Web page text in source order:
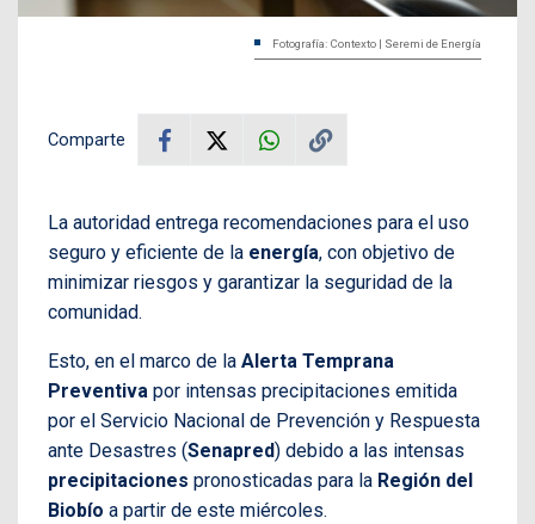
Fotografía: Contexto | Seremi de Energía
Comparte
La autoridad entrega recomendaciones para el uso
seguro y eficiente de la energía, con objetivo de
minimizar riesgos y garantizar la seguridad de la
comunidad.
Esto, en el marco de la Alerta Temprana
Preventiva por intensas precipitaciones emitida
por el Servicio Nacional de Prevención y Respuesta
ante Desastres (Senapred) debido a las intensas
precipitaciones pronosticadas para la Región del
Biobío a partir de este miércoles.